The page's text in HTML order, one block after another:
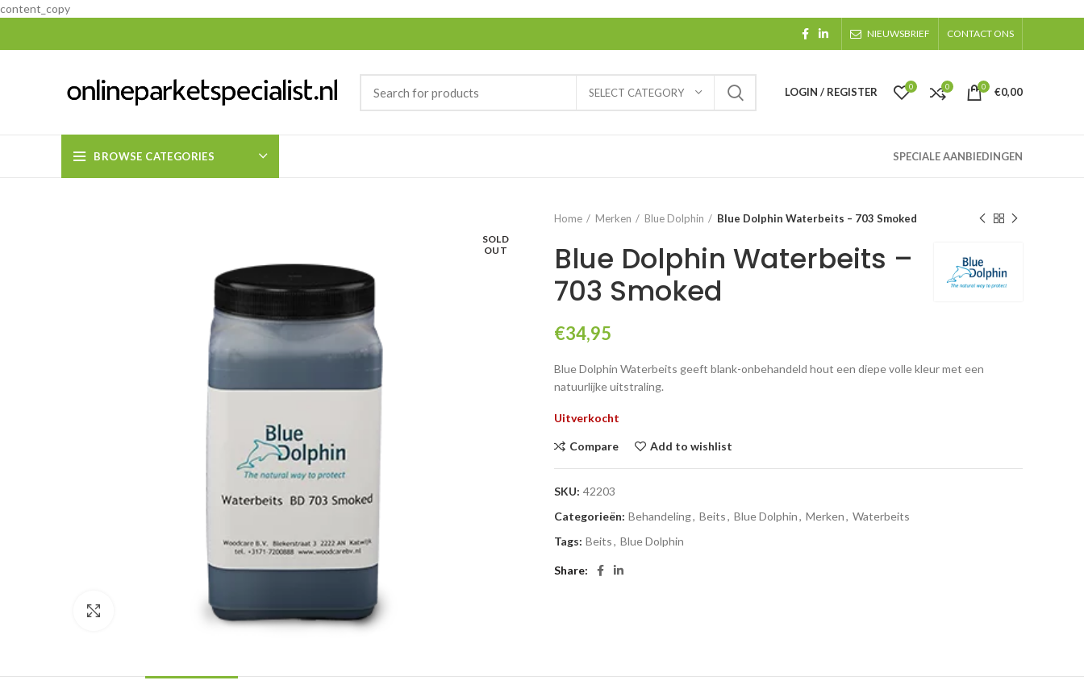
content_copy
NIEUWSBRIEF CONTACT ONS
SELECT CATEGORY LOGIN / REGISTER 0 0 0 €0,00
BROWSE CATEGORIES SPECIALE AANBIEDINGEN
SOLD
OUT
Home Merken Blue Dolphin Blue Dolphin Waterbeits – 703 Smoked
Blue Dolphin Waterbeits –
703 Smoked
€34,95
Blue Dolphin Waterbeits geeft blank-onbehandeld hout een diepe volle kleur met een
natuurlijke uitstraling.
Uitverkocht
Compare Add to wishlist
SKU: 42203
Categorieën: Behandeling, Beits, Blue Dolphin, Merken, Waterbeits
Tags: Beits, Blue Dolphin
Share